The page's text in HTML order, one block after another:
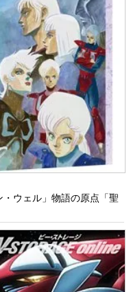
ウェル」物語の原点「聖